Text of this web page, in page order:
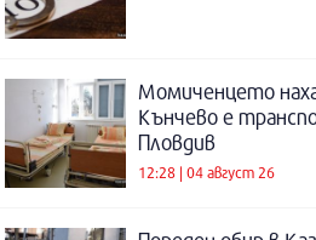
Момиченцето
Кънчево е
Пловдив
12:28 | 04 август 26